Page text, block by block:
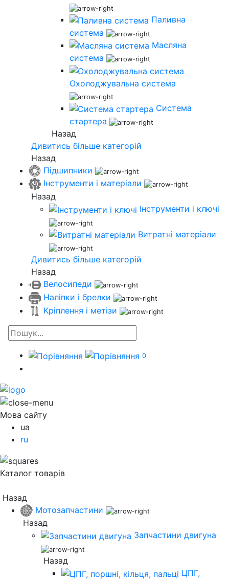
Паливна
система
Масляна
система
Охолоджувальна система
Система
стартера
Назад
Дивитись більше категорій
Назад
Підшипники
Інструменти і матеріали
Назад
Інструменти і ключі
Витратні матеріали
Дивитись більше категорій
Назад
Велосипеди
Наліпки і брелки
Кріплення і метізи
0
Мова сайту
ua
ru
Каталог товарів
Назад
Мотозапчастини
Назад
Запчастини двигуна
Назад
ЦПГ,